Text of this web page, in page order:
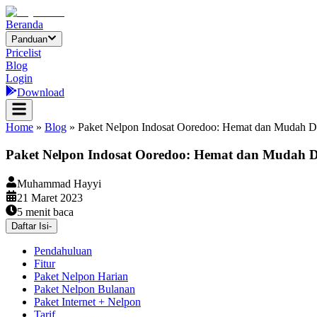
Beranda
Panduan
Pricelist
Blog
Login
Download
Home » Blog » Paket Nelpon Indosat Ooredoo: Hemat dan Mudah
Paket Nelpon Indosat Ooredoo: Hemat dan Mudah
Muhammad Hayyi
21 Maret 2023
5 menit baca
Daftar Isi-
Pendahuluan
Fitur
Paket Nelpon Harian
Paket Nelpon Bulanan
Paket Internet + Nelpon
Tarif